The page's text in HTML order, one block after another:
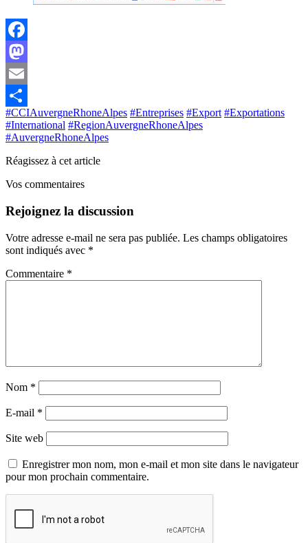
Facebook
Mastodon
Email
Share
#CCIAuvergneRhoneAlpes #Entreprises #Export #Exportations
#International #RegionAuvergneRhoneAlpes
#AuvergneRhoneAlpes
Réagissez à cet article
Vos commentaires
Rejoignez la discussion
Votre adresse e-mail ne sera pas publiée. Les champs obligatoires
sont indiqués avec *
Commentaire *
Nom *
E-mail *
Site web
Enregistrer mon nom, mon e-mail et mon site dans le navigateur
pour mon prochain commentaire.